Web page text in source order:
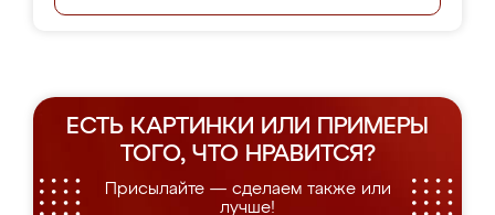
ЕСТЬ КАРТИНКИ ИЛИ ПРИМЕРЫ
ТОГО, ЧТО НРАВИТСЯ?
Присылайте — сделаем также или
лучше!